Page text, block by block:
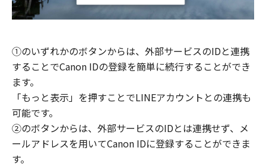
①のいずれかのボタンからは、外部サービスのIDと連携
することでCanon IDの登録を簡単に続行することができ
ます。
「もっと表示」を押すことでLINEアカウントとの連携も
可能です。
②のボタンからは、外部サービスのIDとは連携せず、メ
ールアドレスを用いてCanon IDに登録することができま
す。